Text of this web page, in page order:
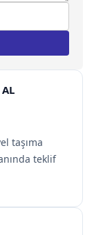
taşıma
teklif